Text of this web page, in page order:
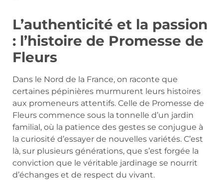
L’authenticité et la passion
: l’histoire de Promesse de
Fleurs
Dans le Nord de la France, on raconte que
certaines pépinières murmurent leurs histoires
aux promeneurs attentifs. Celle de Promesse de
Fleurs commence sous la tonnelle d’un jardin
familial, où la patience des gestes se conjugue à
la curiosité d’essayer de nouvelles variétés. C’est
là, sur plusieurs générations, que s’est forgée la
conviction que le véritable jardinage se nourrit
d’échanges et de respect du vivant.